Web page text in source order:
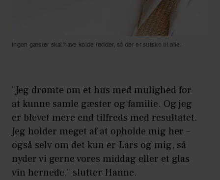
Ingen gæster skal have kolde fødder, så der er sutsko til alle.
"Jeg drømte om et hus med mulighed for
at kunne samle gæster og familie. Og jeg
er blevet mere end tilfreds med resultatet.
Jeg holder meget af at opholde mig her –
også selv om det kun er Lars og mig, så
nyder vi gerne vores middag eller et glas
vin hernede," slutter Hanne.